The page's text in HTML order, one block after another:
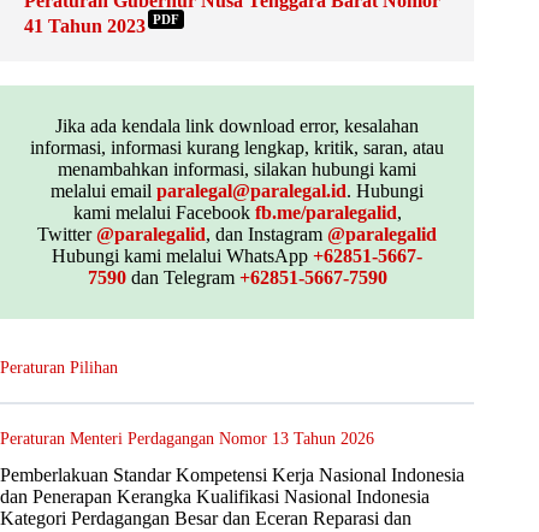
41 Tahun 2023 PDF
Jika ada kendala link download error, kesalahan
informasi, informasi kurang lengkap, kritik, saran, atau
menambahkan informasi, silakan hubungi kami
melalui emailparalegal@paralegal.id. Hubungi
kami melalui Facebook fb.me/paralegalid,
Twitter@paralegalid, dan Instagram@paralegalid
Hubungi kami melalui WhatsApp+62851-5667-
7590dan Telegram +62851-5667-7590
Peraturan Pilihan
Peraturan Menteri Perdagangan Nomor 13 Tahun 2026
Pemberlakuan Standar Kompetensi Kerja Nasional Indonesia
dan Penerapan Kerangka Kualifikasi Nasional Indonesia
Kategori Perdagangan Besar dan Eceran Reparasi dan